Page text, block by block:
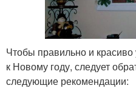
Чтобы правильно и красиво
к Новому году, следует
следующие рекомендации: